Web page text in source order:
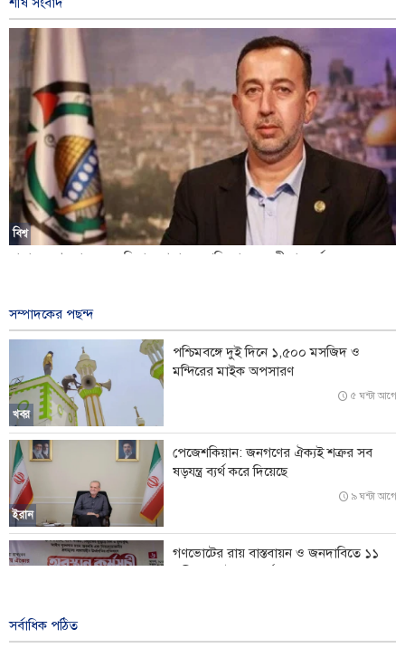
বিশ্ব
হামাস: দখলদারদের অভিযান আমাদের প্রতিরোধের অঙ্গীকার দুর্বল করতে
ইরানের সেনাবাহিনী সর্বোচ্চ প্রস্তুতিতে, প্রতিরক্ষা সক্ষমতা আরও জোরদারের
'ইরানের নিজস্ব প্রযুক্তি আমদানিকৃত সামরিক ব্যবস্থার চেয়ে উন্নত'
শান্তি প্রচেষ্টায় বাধা দিচ্ছে ইসরায়েল: তুর্কি পররাষ্ট্রমন্ত্রী
মার্কিন অস্ত্র সংকটের খবর ফাঁসে ক্ষুব্ধ ট্রাম্প: কঠোর শাস্তির মুখে সাংবাদিকরা
সম্পাদকের পছন্দ
খবর
পশ্চিমবঙ্গে দুই দিনে ১,৫০০ মসজিদ ও
মন্দিরের মাইক অপসারণ
৫ ঘন্টা আগে
ইরান
পেজেশকিয়ান: জনগণের ঐক্যই শত্রুর সব
ষড়যন্ত্র ব্যর্থ করে দিয়েছে
৯ ঘন্টা আগে
খবর
গণভোটের রায় বাস্তবায়ন ও জনদাবিতে ১১
সর্বাধিক পঠিত